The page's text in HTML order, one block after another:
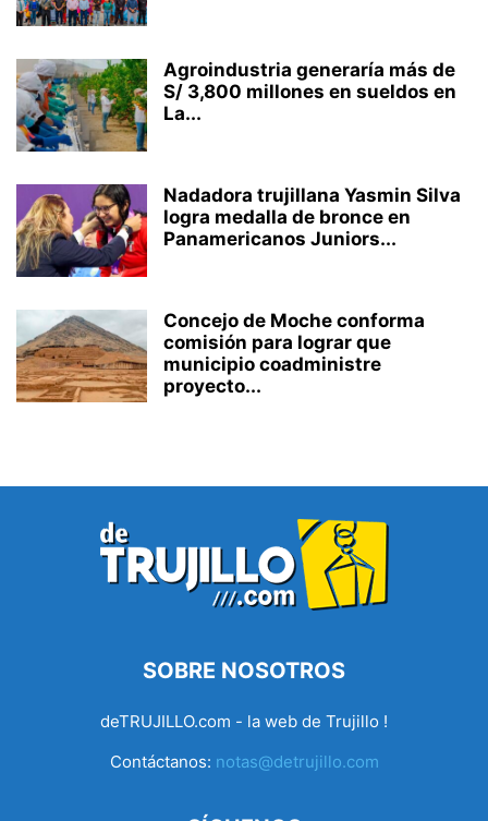
Agroindustria generaría más de
S/ 3,800 millones en sueldos en
La...
Nadadora trujillana Yasmin Silva
logra medalla de bronce en
Panamericanos Juniors...
Concejo de Moche conforma
comisión para lograr que
municipio coadministre
proyecto...
SOBRE NOSOTROS
deTRUJILLO.com - la web de Trujillo !
Contáctanos: notas@detrujillo.com